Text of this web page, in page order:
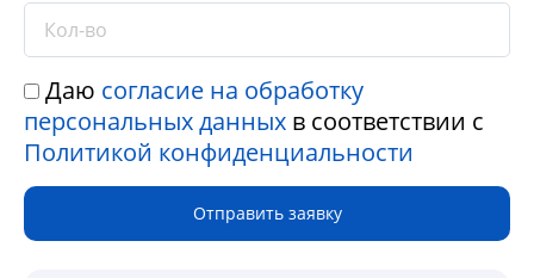
Даю согласие на обработку
персональных данных в соответствии с
Политикой конфиденциальности
Отправить заявку